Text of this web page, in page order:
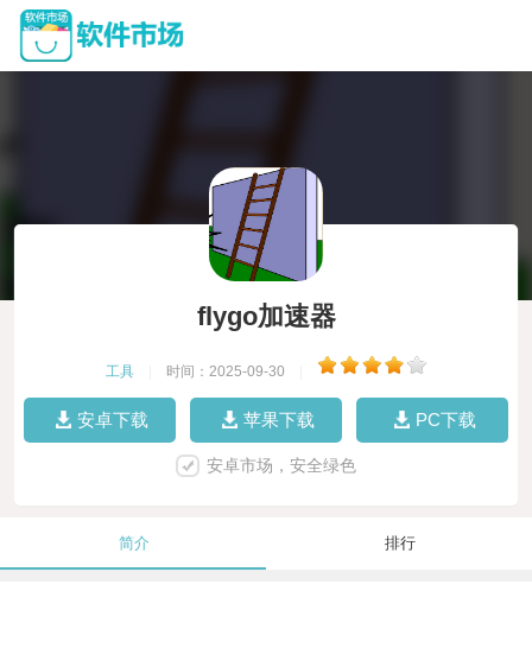
flygo加速器
工具 时间：2025-09-30
安卓下载 苹果下载 PC下载
安卓市场，安全绿色
简介 排行